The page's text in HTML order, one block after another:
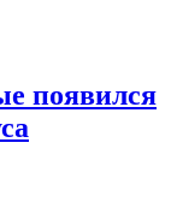
появился